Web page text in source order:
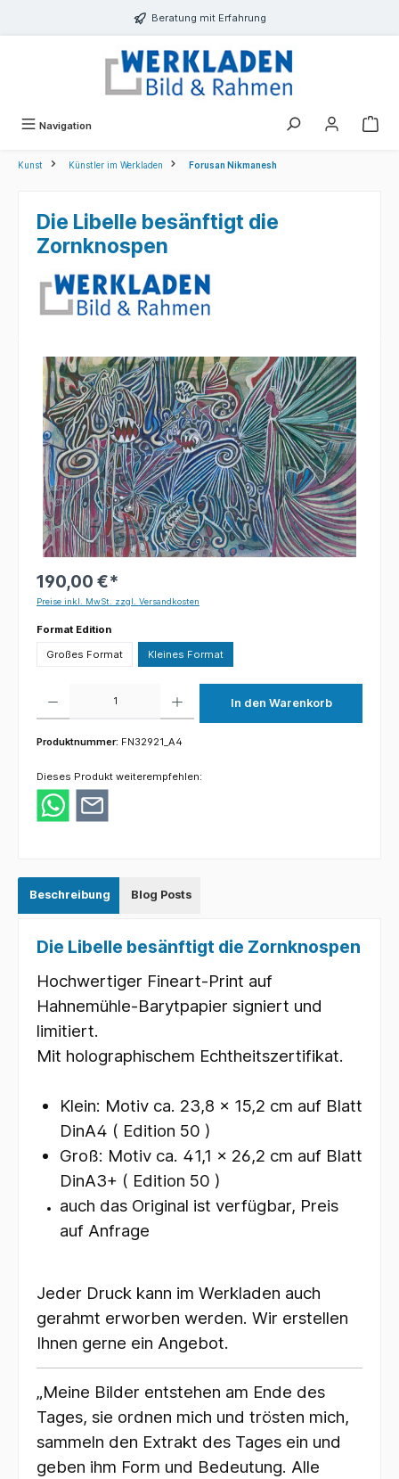
Beratung mit Erfahrung
Navigation
Kunst Künstler im Werkladen Forusan Nikmanesh
Die Libelle besänftigt die
Zornknospen
Bildergalerie überspringen
190,00 €*
Preise inkl. MwSt. zzgl. Versandkosten
Format Editionauswählen
Großes Format Kleines Format
In den Warenkorb
Produktnummer: FN32921_A4
Dieses Produkt weiterempfehlen:
Beschreibung Blog Posts
Die Libelle besänftigt die Zornknospen
Hochwertiger Fineart-Print auf
Hahnemühle-Barytpapier signiert und
limitiert.
Mit holographischem Echtheitszertifikat.
Klein: Motiv ca. 23,8 x 15,2 cm auf Blatt
DinA4 ( Edition 50 )
Groß: Motiv ca. 41,1 x 26,2 cm auf Blatt
DinA3+ ( Edition 50 )
auch das Original ist verfügbar, Preis
auf Anfrage
Jeder Druck kann im Werkladen auch
gerahmt erworben werden. Wir erstellen
Ihnen gerne ein Angebot.
„Meine Bilder entstehen am Ende des
Tages, sie ordnen mich und trösten mich,
sammeln den Extrakt des Tages ein und
geben ihm Form und Bedeutung. Alle